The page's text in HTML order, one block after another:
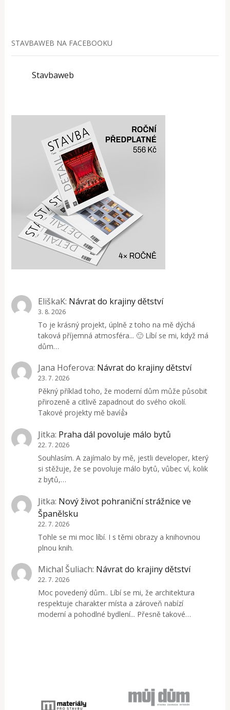
STAVBAWEB NA FACEBOOKU
Stavbaweb
EliškaK: Návrat do krajiny dětství
3. 8. 2026
To je krásný projekt, úplně z toho na mě dýchá
taková příjemná atmosféra... 🙂 Líbí se mi, když má
dům…
Jana Hoferova: Návrat do krajiny dětství
23. 7. 2026
Pěkný příklad toho, že moderní dům může působit
přirozeně a citlivě zapadnout do svého okolí.
Takové projekty mě baví👍
Jitka: Praha dál povoluje málo bytů
22. 7. 2026
Souhlasím. A zajímalo by mě, jestli developer, který
si stěžuje, že se povoluje málo bytů, vůbec ví, kolik
z bytů,…
Jitka: Nový život pohraniční strážnice ve
Španělsku
22. 7. 2026
Tohle se mi moc líbí. I s těmi obrazy a knihovnou
plnou knih.
Michal Šuliach: Návrat do krajiny dětství
22. 7. 2026
Moc povedený dům.. Líbí se mi, že architektura
respektuje charakter místa a zároveň nabízí
moderní a pohodlné bydlení... Přesně takové…